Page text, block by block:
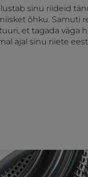
sinu riideid
õhku. Samuti
et tagada väga
ajal sinu riiete